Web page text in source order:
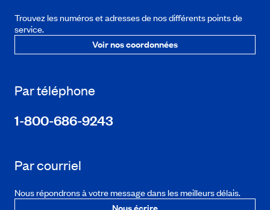
Trouvez les numéros et adresses de nos différents points de
service.
Voir nos coordonnées
Par téléphone
1-800-686-9243
Par courriel
Nous répondrons à votre message dans les meilleurs délais.
Nous écrire